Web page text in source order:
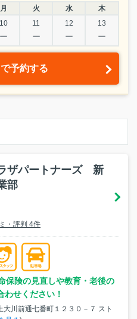
月 火 水
木
10 11 12 13
ー ー ー ー
予約する
ザパートナーズ 新
部
・評判 4件
保険の見直しや教育・老後の
わせください！
大川前通七番町１２３０－７ スト